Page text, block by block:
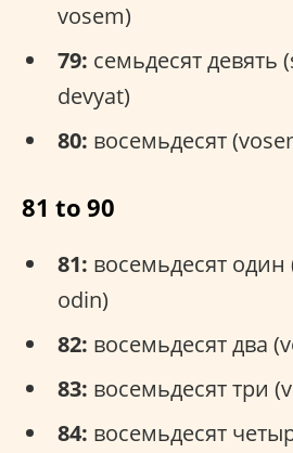
vosem)
79: семьдесят девять
devyat)
80: восемьдесят
81 to 90
81: восемьдесят
odin)
82: восемьдесят два
83: восемьдесят три
84: восемьдесят